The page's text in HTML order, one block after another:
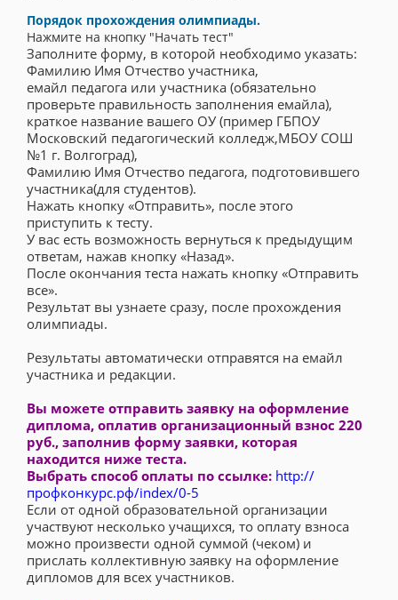
Порядок прохождения олимпиады.
Нажмите на кнопку "Начать тест"
Заполните форму, в которой необходимо указать:
Фамилию Имя Отчество участника,
емайл педагога или участника (обязательно
проверьте правильность заполнения емайла),
краткое название вашего ОУ (пример ГБПОУ
Московский педагогический колледж,МБОУ СОШ
№1 г. Волгоград),
Фамилию Имя Отчество педагога, подготовившего
участника(для студентов).
Нажать кнопку «Отправить», после этого
приступить к тесту.
У вас есть возможность вернуться к предыдущим
ответам, нажав кнопку «Назад».
После окончания теста нажать кнопку «Отправить
все».
Результат вы узнаете сразу, после прохождения
олимпиады.
Результаты автоматически отправятся на емайл
участника и редакции.
Вы можете отправить заявку на оформление
диплома, оплатив организационный взнос 220
руб., заполнив форму заявки, которая
находится ниже теста.
Выбрать способ оплаты по ссылке: http://
профконкурс.рф/index/0-5
Если от одной образовательной организации
участвуют несколько учащихся, то оплату взноса
можно произвести одной суммой (чеком) и
прислать коллективную заявку на оформление
дипломов для всех участников.